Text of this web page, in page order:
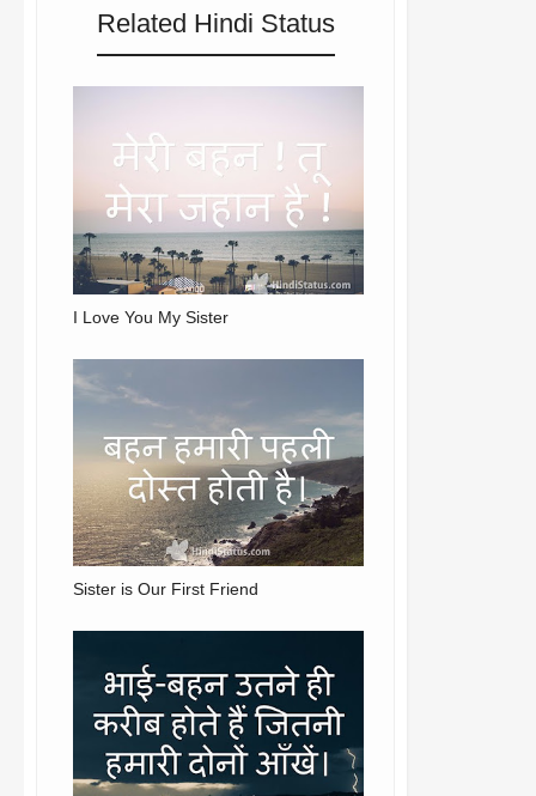
Related Hindi Status
I Love You My Sister
Sister is Our First Friend